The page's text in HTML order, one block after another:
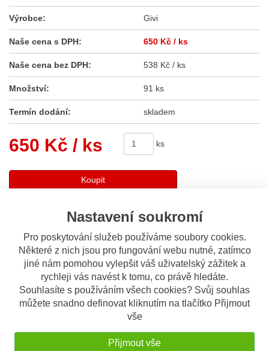
Nastavení soukromí
Pro poskytování služeb používáme soubory cookies.
Některé z nich jsou pro fungování webu nutné, zatímco
jiné nám pomohou vylepšit váš uživatelský zážitek a
rychleji vás navést k tomu, co právě hledáte.
Souhlasíte s používáním všech cookies? Svůj souhlas
můžete snadno definovat kliknutím na tlačítko Přijmout
vše
Přijmout vše
Výrobce: Givi
Naše cena s DPH: 650 Kč / ks
Naše cena bez DPH: 538 Kč / ks
Množství: 91 ks
Termín dodání: skladem
650 Kč / ks ks
Koupit
Popis Odeslat dotaz
Popis výrobku
T 460B základní díl pod tankruksaky
pro tankruksaky T410, T400NG, T401NG, T429, T419, T437,